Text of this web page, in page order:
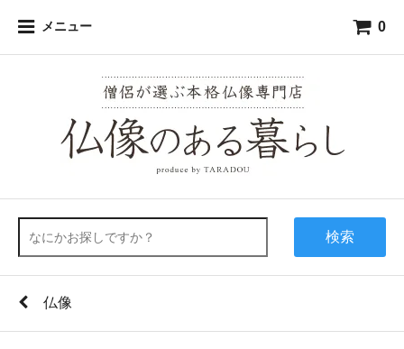
メニュー 0
検索
仏像